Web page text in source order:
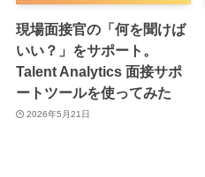
現場面接官の「何を聞けば
いい？」をサポート。
Talent Analytics 面接サポ
ートツールを使ってみた
2026年5月21日